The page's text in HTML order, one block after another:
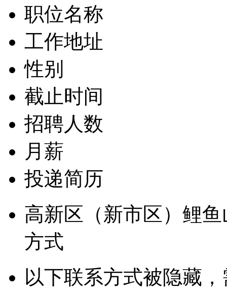
职位名称
工作地址
性别
截止时间
招聘人数
月薪
投递简历
高新区（新市区）鲤
方式
以下联系方式被隐藏